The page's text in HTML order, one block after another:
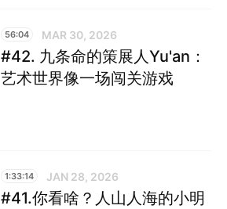
56:04 MAR 30, 2026
#42. 九条命的策展人Yu'an：
艺术世界像一场闯关游戏
1:33:14 JAN 28, 2026
#41.你看啥？人山人海的小明